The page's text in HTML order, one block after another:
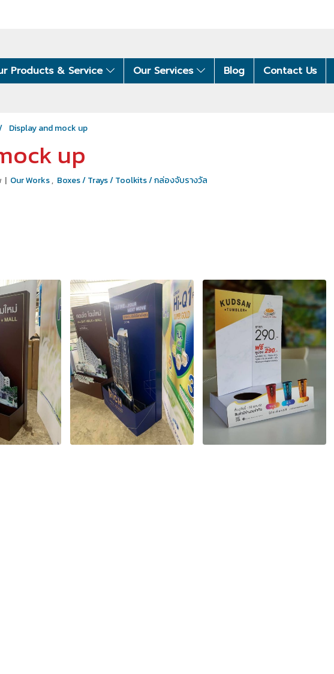
Products & Service Our Services Blog Contact Us
Display and mock up
up
| Our Works, Boxes / Trays / Toolkits / กล่องจับรางวัล